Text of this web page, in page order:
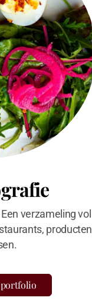
verzameling vol
producten